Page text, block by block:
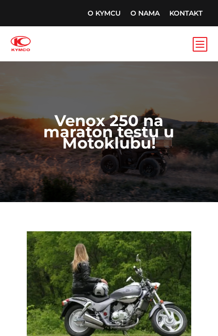
O KYMCU O NAMA KONTAKT
b
Venox 250 na
maraton testu u
Motoklubu!